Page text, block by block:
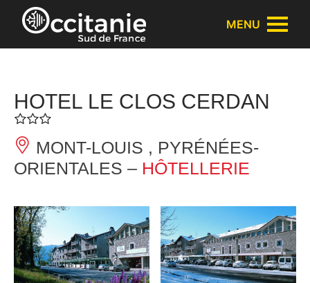
Panneau de gestion des cookies
MENU
HOTEL LE CLOS CERDAN
MONT-LOUIS , PYRÉNÉES-
ORIENTALES – HÔTELLERIE